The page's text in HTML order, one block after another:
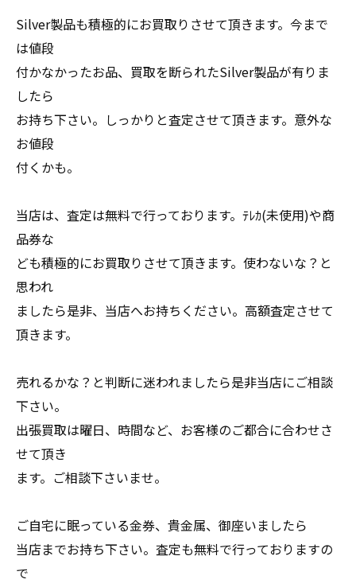
Silver製品も積極的にお買取りさせて頂きます。今まで
は値段
付かなかったお品、買取を断られたSilver製品が有りま
したら
お持ち下さい。しっかりと査定させて頂きます。意外な
お値段
付くかも。
当店は、査定は無料で行っております。ﾃﾚｶ(未使用)や商
品券な
ども積極的にお買取りさせて頂きます。使わないな？と
思われ
ましたら是非、当店へお持ちください。高額査定させて
頂きます。
売れるかな？と判断に迷われましたら是非当店にご相談
下さい。
出張買取は曜日、時間など、お客様のご都合に合わせさ
せて頂き
ます。ご相談下さいませ。
ご自宅に眠っている金券、貴金属、御座いましたら
当店までお持ち下さい。査定も無料で行っておりますの
で